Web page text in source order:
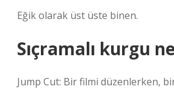
Eğik olarak üst üste binen.
Sıçramalı kurgu
Jump Cut: Bir filmi düzenlerken,